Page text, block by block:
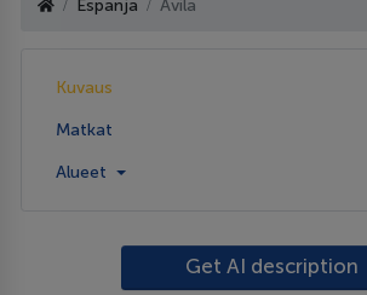
Espanja Avila
Kuvaus
Matkat
Alueet
Get AI description